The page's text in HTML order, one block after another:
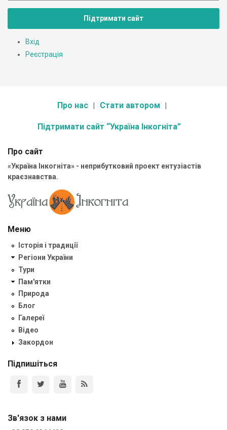
Підтримати сайт
Вхід
Реєстрація
Про нас Стати автором
Підтримати сайт “Україна Інкогніта”
Про сайт
«Україна Інкогніта» - неприбутковий проект ентузіастів
краєзнавства.
Меню
Історія і традиції
Регіони України
Тури
Пам'ятки
Природа
Блог
Галереї
Відео
Закордон
Підпишіться
Зв'язок з нами